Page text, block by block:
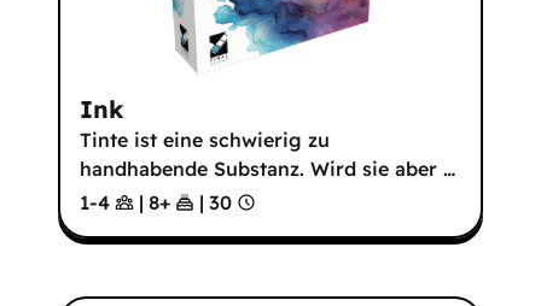
Ink
Tinte ist eine schwierig zu
handhabende Substanz. Wird sie aber …
1-4
| 8+ | 30